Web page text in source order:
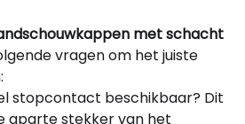
met schacht
vragen om het juiste
stopcontact beschikbaar? Dit
aparte stekker van het